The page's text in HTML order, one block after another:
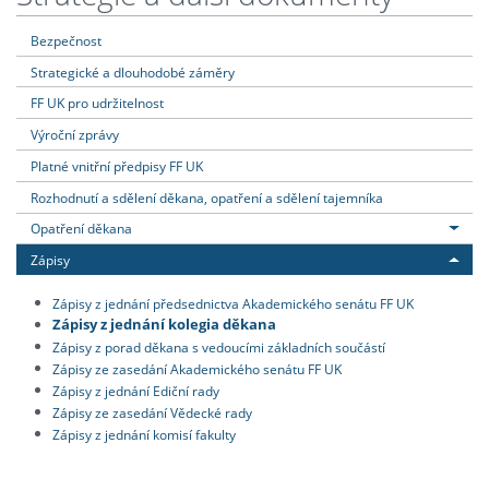
Bezpečnost
Strategické a dlouhodobé záměry
FF UK pro udržitelnost
Výroční zprávy
Platné vnitřní předpisy FF UK
Rozhodnutí a sdělení děkana, opatření a sdělení tajemníka
Opatření děkana
Zápisy
Zápisy z jednání předsednictva Akademického senátu FF UK
Zápisy z jednání kolegia děkana
Zápisy z porad děkana s vedoucími základních součástí
Zápisy ze zasedání Akademického senátu FF UK
Zápisy z jednání Ediční rady
Zápisy ze zasedání Vědecké rady
Zápisy z jednání komisí fakulty